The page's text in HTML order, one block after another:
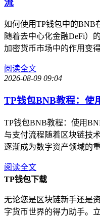
如何使用TP钱包中的BNB
随着去中心化金融DeFi）
加密货币市场中的作用变
阅读全文
2026-08-09 09:04
TP钱包BNB教程：使
TP钱包BNB教程：使用
与支付流程随着区块链技
逐渐成为数字资产领域的
阅读全文
TP钱包下载
无论您是区块链新手还是
字货币世界的得力助手。